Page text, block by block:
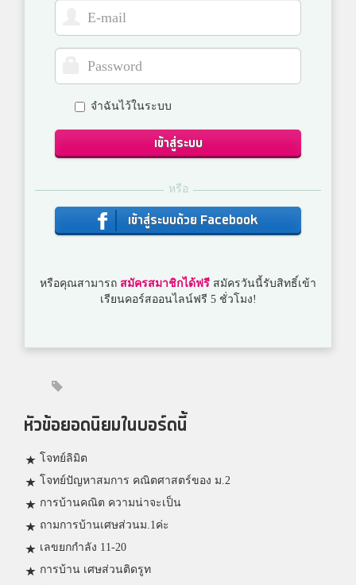
จำฉันไว้ในระบบ
เข้าสู่ระบบ
หรือ
เข้าสู่ระบบด้วย Facebook
หรือคุณสามารถ สมัครสมาชิกได้ฟรี สมัครวันนี้รับสิทธิ์เข้า
เรียนคอร์สออนไลน์ฟรี 5 ชั่วโมง!
หัวข้อยอดนิยมในบอร์ดนี้
โจทย์ลิมิต
โจทย์ปัญหาสมการ คณิตศาสตร์ของ ม.2
การบ้านคณิต ความน่าจะเป็น
ถามการบ้านเศษส่วนม.1ค่ะ
เลขยกกำลัง 11-20
การบ้าน เศษส่วนติดรูท